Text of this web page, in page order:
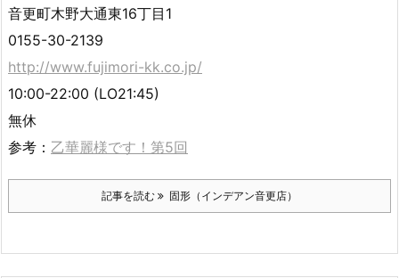
音更町木野大通東16丁目1
0155-30-2139
http://www.fujimori-kk.co.jp/
10:00-22:00 (LO21:45)
無休
参考： 乙華麗様です！第5回
記事を読む 固形（インデアン音更店）